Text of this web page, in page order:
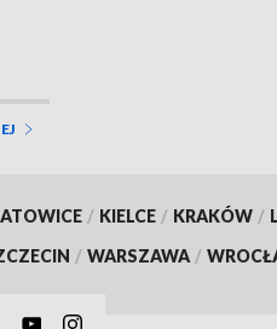
/ KIELCE / KRAKÓW /
/ WARSZAWA /